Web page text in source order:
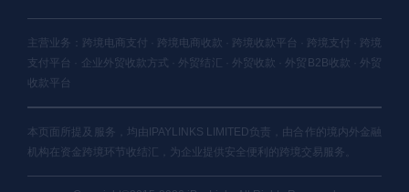
主营业务：跨境电商支付 · 跨境电商收款 · 跨境收款平台 · 跨境支付 · 跨境
支付平台 · 企业外贸收款方式 · 外贸结汇 · 外贸收款 · 外贸B2B收款 · 外贸
收款平台
本页面所提及服务，均由IPAYLINKS LIMITED负责，由合作的境内外金融
机构在资金跨境环节收结汇，为企业提供安全便利的跨境交易服务。